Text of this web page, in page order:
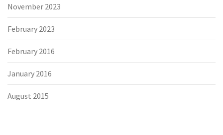
November 2023
February 2023
February 2016
January 2016
August 2015